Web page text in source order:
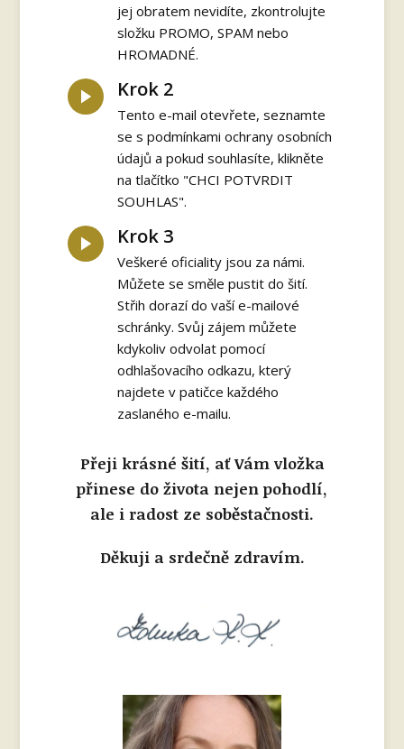
jej obratem nevidíte, zkontrolujte
složku PROMO, SPAM nebo
HROMADNÉ.
Krok 2
Tento e-mail otevřete, seznamte
se s podmínkami ochrany osobních
údajů a pokud souhlasíte, klikněte
na tlačítko "CHCI POTVRDIT
SOUHLAS".
Krok 3
Veškeré oficiality jsou za námi.
Můžete se směle pustit do šití.
Střih dorazí do vaší e-mailové
schránky. Svůj zájem můžete
kdykoliv odvolat pomocí
odhlašovacího odkazu, který
najdete v patičce každého
zaslaného e-mailu.
Přeji krásné šití, ať Vám vložka
přinese do života nejen pohodlí,
ale i radost ze soběstačnosti.
Děkuji a srdečně zdravím.